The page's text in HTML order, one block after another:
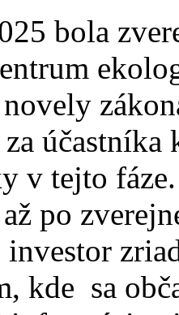
bola
účastníka
v tejto
po
kde sa